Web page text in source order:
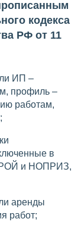
кодекса
РФ от 11
ИП –
профиль –
работам,
в
и НОПРИЗ,
аренды
работ;